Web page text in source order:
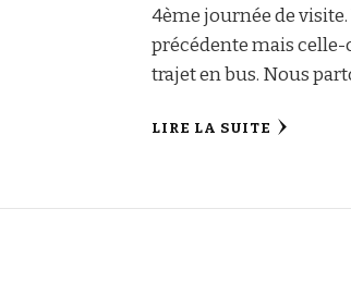
4ème journée de
précédente mais
trajet en bus. Nous
LIRE LA SUITE